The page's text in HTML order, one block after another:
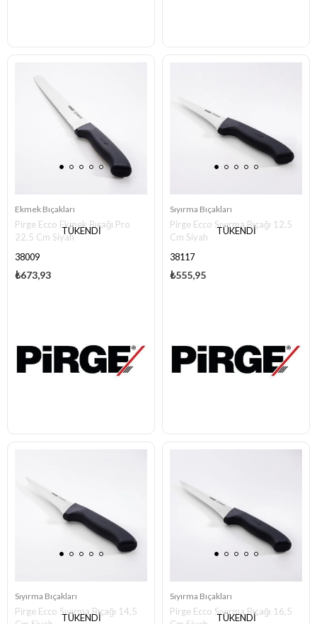
TÜKENDI
Ekmek Bıçakları
Pirge Ecco Ekmek Bıçağı Pro
22,5 Cm Siyah
38009
₺673,93
TÜKENDI
Sıyırma Bıçakları
Pirge Ecco Sıyırma Bıçağı 12,5
Cm Siyah
38117
₺555,95
TÜKENDI
Sıyırma Bıçakları
Pirge Ecco Sıyırma Bıçağı 14,5
TÜKENDI
Sıyırma Bıçakları
Pirge Ecco Sıyırma Bıçağı 16,5